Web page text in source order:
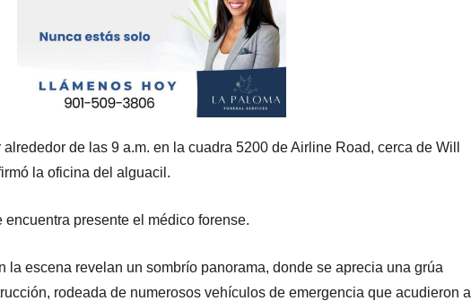
de las 9 a.m. en la cuadra 5200 de Airline Road, cerca de Will
la oficina del alguacil.
presente el médico forense.
la escena revelan un sombrío panorama, donde se aprecia una grúa
rodeada de numerosos vehículos de emergencia que acudieron al